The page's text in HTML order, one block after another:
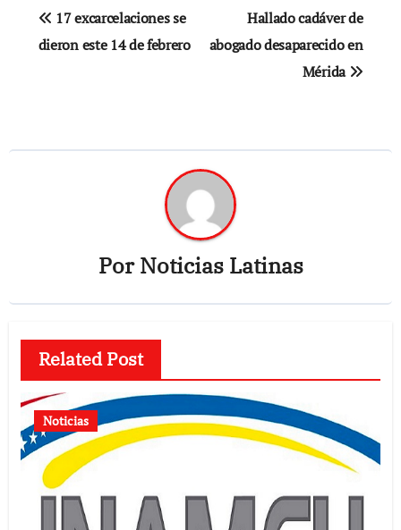
Navegación
de
17 excarcelaciones se
dieron este 14 de febrero
Hallado cadáver de
abogado desaparecido en
Mérida
PorNoticias Latinas
Related Post
Noticias